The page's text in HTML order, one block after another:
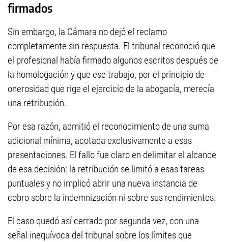
firmados
Sin embargo, la Cámara no dejó el reclamo
completamente sin respuesta. El tribunal reconoció que
el profesional había firmado algunos escritos después de
la homologación y que ese trabajo, por el principio de
onerosidad que rige el ejercicio de la abogacía, merecía
una retribución.
Por esa razón, admitió el reconocimiento de una suma
adicional mínima, acotada exclusivamente a esas
presentaciones. El fallo fue claro en delimitar el alcance
de esa decisión: la retribución se limitó a esas tareas
puntuales y no implicó abrir una nueva instancia de
cobro sobre la indemnización ni sobre sus rendimientos.
El caso quedó así cerrado por segunda vez, con una
señal inequívoca del tribunal sobre los límites que